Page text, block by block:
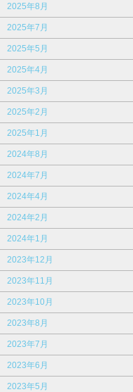
2025年8月
2025年7月
2025年5月
2025年4月
2025年3月
2025年2月
2025年1月
2024年8月
2024年7月
2024年4月
2024年2月
2024年1月
2023年12月
2023年11月
2023年10月
2023年8月
2023年7月
2023年6月
2023年5月